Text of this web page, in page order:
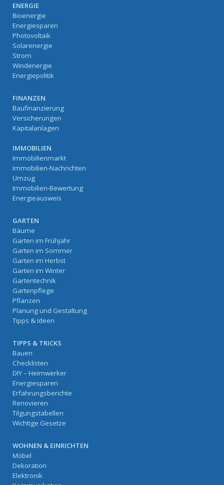
ENERGIE
Bioenergie
Energiesparen
Photovoltaik
Solarenergie
Strom
Windenergie
Energiepolitik
FINANZEN
Baufinanzierung
Versicherungen
Kapitalanlagen
IMMOBILIEN
Immobilienmarkt
Immobilien-Nachrichten
Umzug
Immobilien-Bewertung
Energieausweis
GARTEN
Bäume
Garten im Frühjahr
Garten im Sommer
Garten im Herbst
Garten im Winter
Gartentechnik
Gartenpflege
Pflanzen
Planung und Gestaltung
Tipps & Ideen
TIPPS & TRICKS
Bauen
Checklisten
DIY – Heimwerker
Energiesparen
Erfahrungsberichte
Renovieren
Tilgungstabellen
Wichtige Gesetze
WOHNEN & EINRICHTEN
Möbel
Dekoration
Elektronik